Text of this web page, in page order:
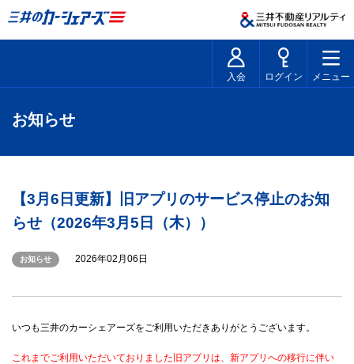
入会 ログイン メニュー
お知らせ
【3月6日更新】旧アプリのサービス停止のお知
らせ（2026年3月5日（木））
お知らせ 2026年02月06日
いつも三井のカーシェアーズをご利用いただきありがとうございます。
これまでご利用いただいておりました旧アプリは、新アプリへの移行に伴い